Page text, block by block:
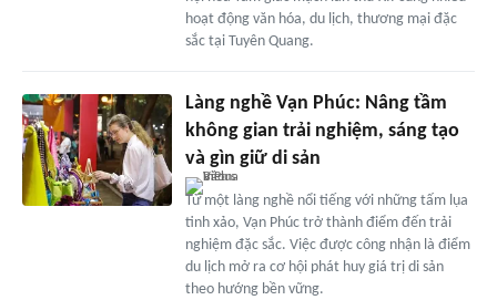
hoạt động văn hóa, du lịch, thương mại đặc
sắc tại Tuyên Quang.
Làng nghề Vạn Phúc: Nâng tầm
không gian trải nghiệm, sáng tạo
và gìn giữ di sản
Từ một làng nghề nổi tiếng với những tấm lụa
tinh xảo, Vạn Phúc trở thành điểm đến trải
nghiệm đặc sắc. Việc được công nhận là điểm
du lịch mở ra cơ hội phát huy giá trị di sản
theo hướng bền vững.